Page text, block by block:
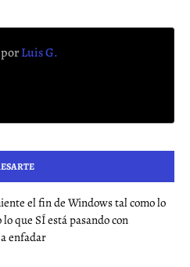
Luis G.
el fin de Windows tal como lo
lo que SÍ está pasando con
enfadar